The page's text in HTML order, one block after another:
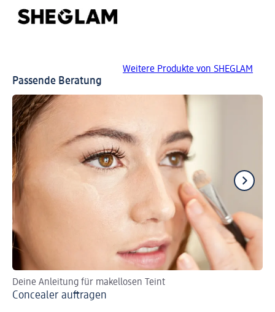
Weitere Produkte von SHEGLAM
Passende Beratung
Deine Anleitung für makellosen Teint
Concealer auftragen